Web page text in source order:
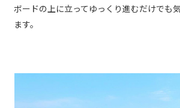
ボードの上に立ってゆっくり進むだけでも
ます。